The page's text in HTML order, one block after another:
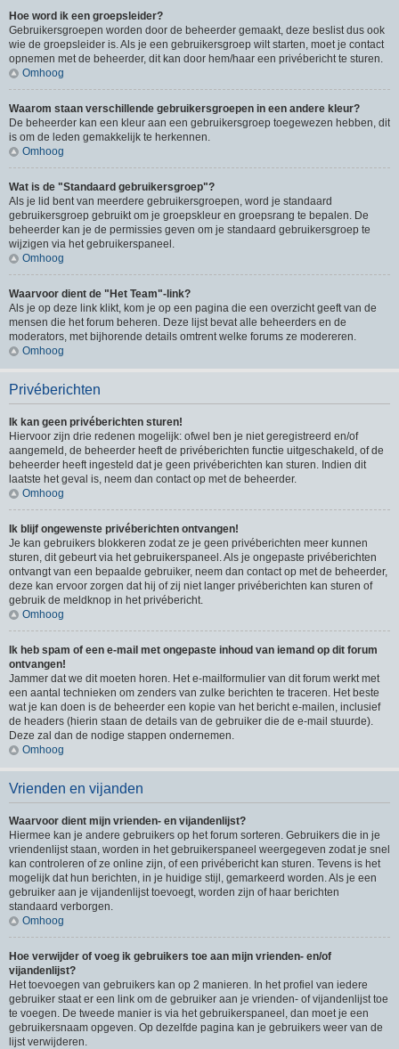
Hoe word ik een groepsleider?
Gebruikersgroepen worden door de beheerder gemaakt, deze beslist dus ook
wie de groepsleider is. Als je een gebruikersgroep wilt starten, moet je contact
opnemen met de beheerder, dit kan door hem/haar een privébericht te sturen.
Omhoog
Waarom staan verschillende gebruikersgroepen in een andere kleur?
De beheerder kan een kleur aan een gebruikersgroep toegewezen hebben, dit
is om de leden gemakkelijk te herkennen.
Omhoog
Wat is de "Standaard gebruikersgroep"?
Als je lid bent van meerdere gebruikersgroepen, word je standaard
gebruikersgroep gebruikt om je groepskleur en groepsrang te bepalen. De
beheerder kan je de permissies geven om je standaard gebruikersgroep te
wijzigen via het gebruikerspaneel.
Omhoog
Waarvoor dient de "Het Team"-link?
Als je op deze link klikt, kom je op een pagina die een overzicht geeft van de
mensen die het forum beheren. Deze lijst bevat alle beheerders en de
moderators, met bijhorende details omtrent welke forums ze modereren.
Omhoog
Privéberichten
Ik kan geen privéberichten sturen!
Hiervoor zijn drie redenen mogelijk: ofwel ben je niet geregistreerd en/of
aangemeld, de beheerder heeft de privéberichten functie uitgeschakeld, of de
beheerder heeft ingesteld dat je geen privéberichten kan sturen. Indien dit
laatste het geval is, neem dan contact op met de beheerder.
Omhoog
Ik blijf ongewenste privéberichten ontvangen!
Je kan gebruikers blokkeren zodat ze je geen privéberichten meer kunnen
sturen, dit gebeurt via het gebruikerspaneel. Als je ongepaste privéberichten
ontvangt van een bepaalde gebruiker, neem dan contact op met de beheerder,
deze kan ervoor zorgen dat hij of zij niet langer privéberichten kan sturen of
gebruik de meldknop in het privébericht.
Omhoog
Ik heb spam of een e-mail met ongepaste inhoud van iemand op dit forum
ontvangen!
Jammer dat we dit moeten horen. Het e-mailformulier van dit forum werkt met
een aantal technieken om zenders van zulke berichten te traceren. Het beste
wat je kan doen is de beheerder een kopie van het bericht e-mailen, inclusief
de headers (hierin staan de details van de gebruiker die de e-mail stuurde).
Deze zal dan de nodige stappen ondernemen.
Omhoog
Vrienden en vijanden
Waarvoor dient mijn vrienden- en vijandenlijst?
Hiermee kan je andere gebruikers op het forum sorteren. Gebruikers die in je
vriendenlijst staan, worden in het gebruikerspaneel weergegeven zodat je snel
kan controleren of ze online zijn, of een privébericht kan sturen. Tevens is het
mogelijk dat hun berichten, in je huidige stijl, gemarkeerd worden. Als je een
gebruiker aan je vijandenlijst toevoegt, worden zijn of haar berichten
standaard verborgen.
Omhoog
Hoe verwijder of voeg ik gebruikers toe aan mijn vrienden- en/of
vijandenlijst?
Het toevoegen van gebruikers kan op 2 manieren. In het profiel van iedere
gebruiker staat er een link om de gebruiker aan je vrienden- of vijandenlijst toe
te voegen. De tweede manier is via het gebruikerspaneel, dan moet je een
gebruikersnaam opgeven. Op dezelfde pagina kan je gebruikers weer van de
lijst verwijderen.